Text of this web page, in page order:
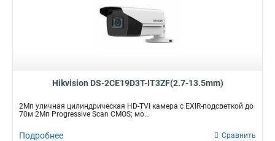
Hikvision DS-2CE19D3T-IT3ZF(2.7-13.5mm)
2Мп уличная цилиндрическая HD-TVI камера с EXIR-подсветкой до
70м 2Мп Progressive Scan CMOS; мо...
Подробнее Сравнить